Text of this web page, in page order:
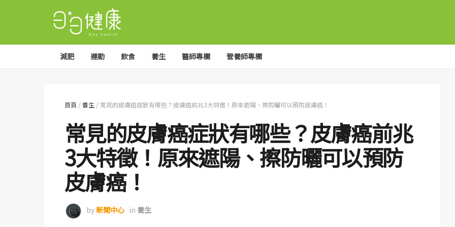
減肥 運動 飲食 養生 醫師專欄 營養師專欄
首頁 /養生 / 常見的皮膚癌症狀有哪些？皮膚癌前兆3大特徵！原來遮陽、擦防曬可以預防皮膚癌！
常見的皮膚癌症狀有哪些？皮膚癌前兆
3大特徵！原來遮陽、擦防曬可以預防
皮膚癌！
by新聞中心 in 養生